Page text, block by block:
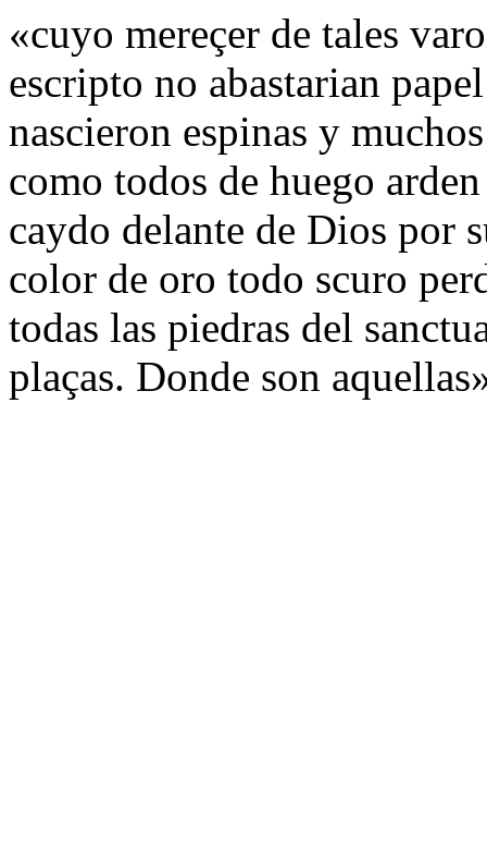
«cuyo mereçer de tales
escripto no abastarian
nascieron espinas y
como todos de huego
caydo delante de Dios por
color de oro todo scuro
todas las piedras del
plaças. Donde son